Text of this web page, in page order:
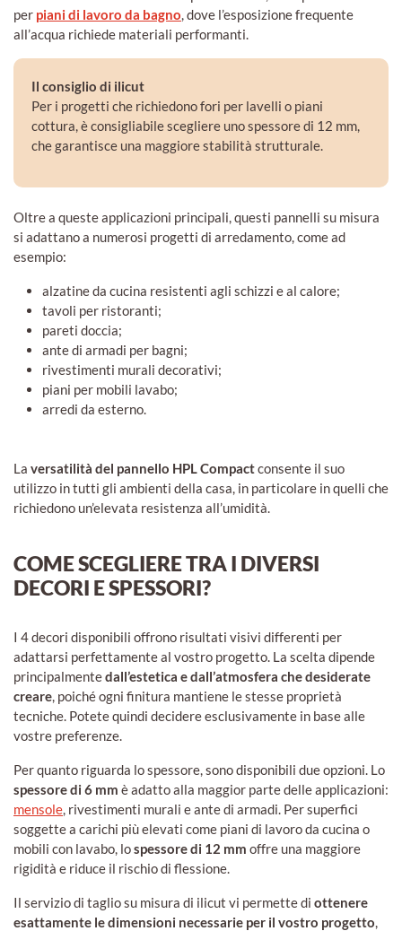
per piani di lavoro da bagno , dove l’esposizione frequente
all’acqua richiede materiali performanti.
Il consiglio di ilicut
Per i progetti che richiedono fori per lavelli o piani
cottura, è consigliabile scegliere uno spessore di 12 mm,
che garantisce una maggiore stabilità strutturale.
Oltre a queste applicazioni principali, questi pannelli su misura
si adattano a numerosi progetti di arredamento, come ad
esempio:
alzatine da cucina resistenti agli schizzi e al calore;
tavoli per ristoranti;
pareti doccia;
ante di armadi per bagni;
rivestimenti murali decorativi;
piani per mobili lavabo;
arredi da esterno.
La versatilità del pannello HPL Compactconsente il suo
utilizzo in tutti gli ambienti della casa, in particolare in quelli che
richiedono un’elevata resistenza all’umidità.
COME SCEGLIERE TRA I DIVERSI
DECORI E SPESSORI?
I 4 decori disponibili offrono risultati visivi differenti per
adattarsi perfettamente al vostro progetto. La scelta dipende
principalmentedall’estetica e dall’atmosfera che desiderate
creare , poiché ogni finitura mantiene le stesse proprietà
tecniche. Potete quindi decidere esclusivamente in base alle
vostre preferenze.
Per quanto riguarda lo spessore, sono disponibili due opzioni. Lo
spessore di 6 mm è adatto alla maggior parte delle applicazioni:
mensole , rivestimenti murali e ante di armadi. Per superfici
soggette a carichi più elevati come piani di lavoro da cucina o
mobili con lavabo, lospessore di 12 mm offre una maggiore
rigidità e riduce il rischio di flessione.
Il servizio di taglio su misura di ilicut vi permette di ottenere
esattamente le dimensioni necessarie per il vostro progetto